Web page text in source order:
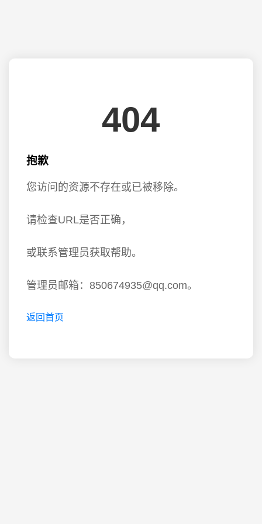
404
抱歉
您访问的资源不存在或已被移除。
请检查URL是否正确，
或联系管理员获取帮助。
管理员邮箱：850674935@qq.com。
返回首页